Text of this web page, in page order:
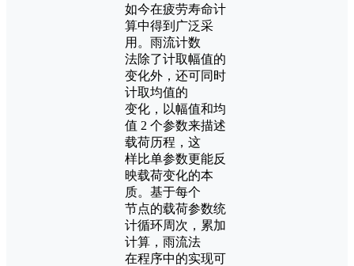
如今在疲劳寿命计
算中得到广泛采
用。雨流计数
法除了计取幅值的
变化外，还可同时
计取均值的
变化，以幅值和均
值 2 个参数来描述
载荷历程，这
样比单参数更能反
映载荷变化的本
质。基于每个
节点的载荷参数统
计循环周次，累加
计算，雨流法
在程序中的实现可